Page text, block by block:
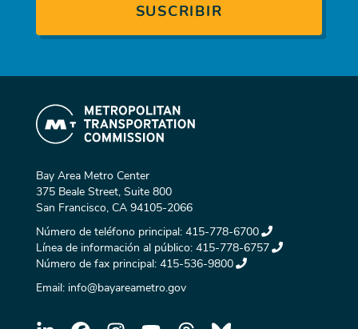
Bay Area Metro Center
375 Beale Street, Suite 800
San Francisco, CA 94105-2066
Número de teléfono principal: 415-778-6700
Línea de información al público: 415-778-6757
Número de fax principal: 415-536-9800
Email: info@bayareametro.gov